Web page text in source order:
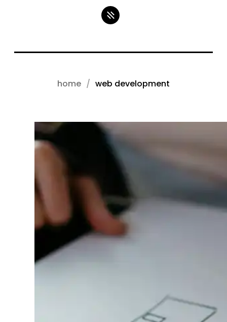
home web development